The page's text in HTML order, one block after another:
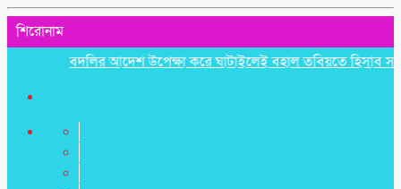
শিরোনাম
বদলির আদেশ উপেক্ষা করে ঘাটাইলেই বহাল তবিয়তে হিসাব সহকারী